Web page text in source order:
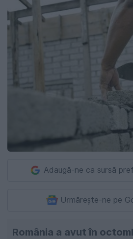
Adaugă-ne ca sursă
Urmărește-ne pe
România a avut în